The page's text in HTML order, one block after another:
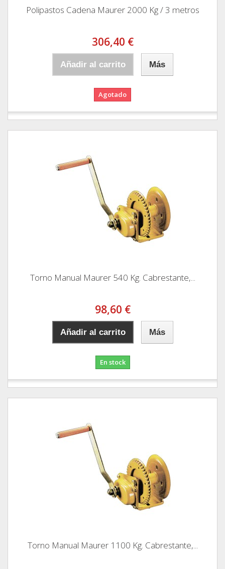
Polipastos Cadena Maurer 2000 Kg / 3 metros
306,40 €
Añadir al carrito Más
Agotado
Torno Manual Maurer 540 Kg. Cabrestante,...
98,60 €
Añadir al carrito Más
En stock
Torno Manual Maurer 1100 Kg. Cabrestante,...